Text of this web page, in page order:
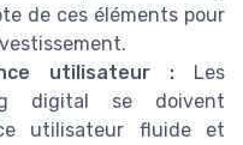
de ces éléments pour
utilisateur : Les
digital se doivent
utilisateur fluide et